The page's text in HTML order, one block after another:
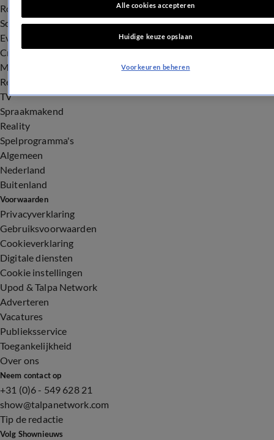
Royalty
Songfestival
Evenementen
Crime
Misdaad
Rechtszaken
TV
Spraakmakend
Reality
Spelprogramma's
Algemeen
Nederland
Buitenland
Voorwaarden
Privacyverklaring
Gebruiksvoorwaarden
Cookieverklaring
Digitale diensten
Cookie instellingen
Upod & Talpa Network
Adverteren
Vacatures
Publieksservice
Toegankelijkheid
Over ons
Neem contact op
+31 (0)6 - 549 628 21
show@talpanetwork.com
Tip de redactie
Volg Shownieuws
Alle cookies accepteren
Huidige keuze opslaan
Voorkeuren beheren